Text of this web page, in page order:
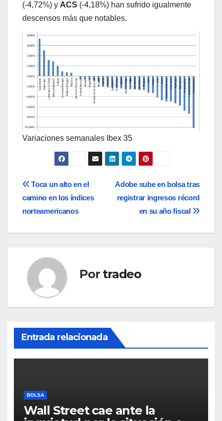
(-4,72%) y ACS (-4,18%) han sufrido igualmente
descensos más que notables.
Variaciones semanales Ibex 35
Navegación
de
entradas
Adobe sube en bolsa tras
registrar ingresos récord
en su año fiscal
Toca un alto en el
camino en los índices
norteamericanos
Por tradeo
Entrada relacionada
BOLSA
Wall Street cae ante la